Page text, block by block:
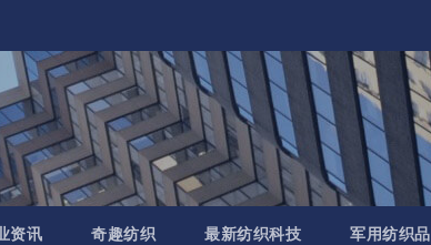
资讯 奇趣纺织 最新纺织科技 军用纺织品